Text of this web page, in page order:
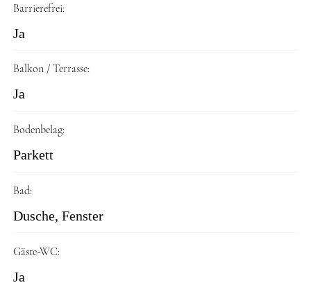
Barrierefrei:
Ja
Balkon / Terrasse:
Ja
Bodenbelag:
Parkett
Bad:
Dusche, Fenster
Gäste-WC:
Ja